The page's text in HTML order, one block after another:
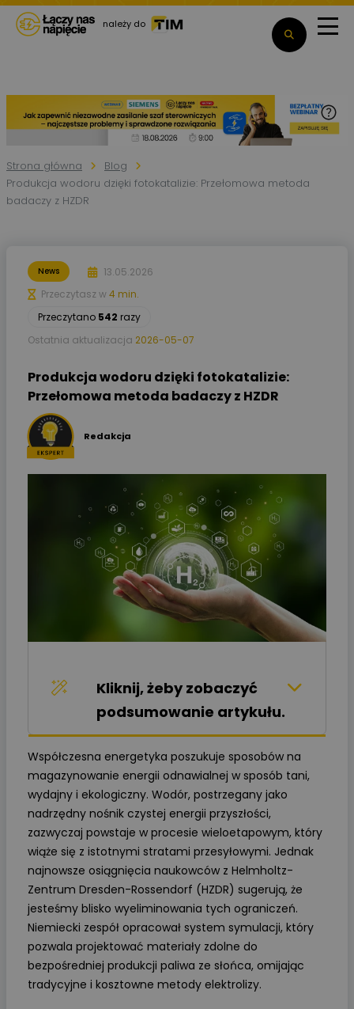
należy do
Strona główna
Blog
Produkcja wodoru dzięki fotokatalizie: Przełomowa metoda
badaczy z HZDR
News
13.05.2026
Przeczytasz w 4 min.
Przeczytano 542 razy
Ostatnia aktualizacja 2026-05-07
Produkcja wodoru dzięki fotokatalizie:
Przełomowa metoda badaczy z HZDR
Redakcja
Kliknij, żeby zobaczyć
podsumowanie artykułu.
Współczesna energetyka poszukuje sposobów na
magazynowanie energii odnawialnej w sposób tani,
wydajny i ekologiczny. Wodór, postrzegany jako
nadrzędny nośnik czystej energii przyszłości,
zazwyczaj powstaje w procesie wieloetapowym, który
wiąże się z istotnymi stratami przesyłowymi. Jednak
najnowsze osiągnięcia naukowców z Helmholtz-
Zentrum Dresden-Rossendorf (HZDR) sugerują, że
jesteśmy blisko wyeliminowania tych ograniczeń.
Niemiecki zespół opracował system symulacji, który
pozwala projektować materiały zdolne do
bezpośredniej produkcji paliwa ze słońca, omijając
tradycyjne i kosztowne metody elektrolizy.